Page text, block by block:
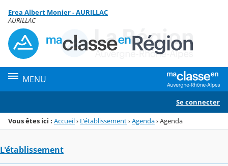
Menu de la rubrique
Contenu
Erea Albert Monier - AURILLAC
AURILLAC
MENU
Se connecter
Vous êtes ici : Accueil› L'établissement›Agenda›Agenda
L'établissement